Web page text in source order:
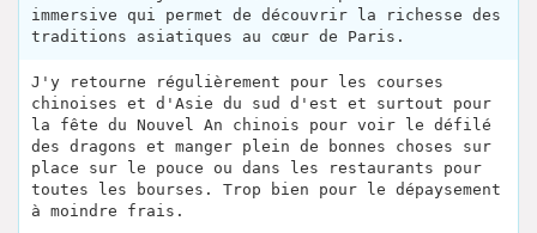
immersive qui permet de découvrir la richesse des
traditions asiatiques au cœur de Paris.
J'y retourne régulièrement pour les courses
chinoises et d'Asie du sud d'est et surtout pour
la fête du Nouvel An chinois pour voir le défilé
des dragons et manger plein de bonnes choses sur
place sur le pouce ou dans les restaurants pour
toutes les bourses. Trop bien pour le dépaysement
à moindre frais.